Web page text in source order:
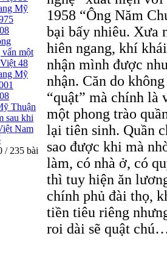
Mỹ
vấn một
48
Mỹ
Thuận
sau khi
Nam
/ 235 bài
1958 “Ông Năm
bại bấy nhiêu. Xưa
hiên ngang, khí
nhận mình được
nhận. Căn do
“quật” mà chính là
một phong trào
lại tiên sinh. Quần
sao được khi mà
làm, có nhà ở, có
thì tuy hiện ăn
chính phủ đài thọ,
tiền tiêu riêng
roi dài sẽ quật